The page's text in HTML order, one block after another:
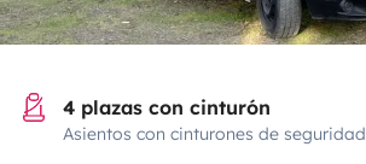
4 plazas con cinturón
Asientos con cinturones de seguridad